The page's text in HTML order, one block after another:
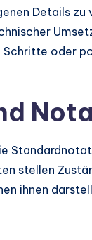
Details zu
Schritte oder
stellen
ihnen